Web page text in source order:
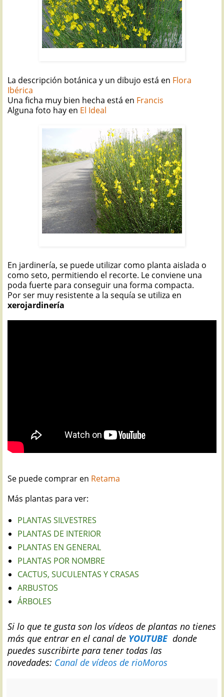
La descripción botánica y un dibujo está en Flora
Ibérica
Una ficha muy bien hecha está en Francis
Alguna foto hay en El Ideal
En jardinería, se puede utilizar como planta aislada o
como seto, permitiendo el recorte. Le conviene una
poda fuerte para conseguir una forma compacta.
Por ser muy resistente a la sequía se utiliza en
xerojardinería
Se puede comprar en Retama
Más plantas para ver:
PLANTAS SILVESTRES
PLANTAS DE INTERIOR
PLANTAS EN GENERAL
PLANTAS POR NOMBRE
CACTUS, SUCULENTAS Y CRASAS
ARBUSTOS
ÁRBOLES
Si lo que te gusta son los vídeos de plantas no tienes
más que entrar en el canal de YOUTUBEdonde
puedes suscribirte para tener todas las
novedades: Canal de vídeos de rioMoros